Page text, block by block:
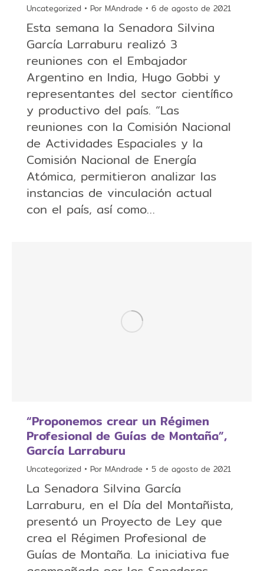
Uncategorized Por MAndrade 6 de agosto de 2021
Esta semana la Senadora Silvina
García Larraburu realizó 3
reuniones con el Embajador
Argentino en India, Hugo Gobbi y
representantes del sector científico
y productivo del país. “Las
reuniones con la Comisión Nacional
de Actividades Espaciales y la
Comisión Nacional de Energía
Atómica, permitieron analizar las
instancias de vinculación actual
con el país, así como…
“Proponemos crear un Régimen
Profesional de Guías de Montaña”,
García Larraburu
Uncategorized Por MAndrade 5 de agosto de 2021
La Senadora Silvina García
Larraburu, en el Día del Montañista,
presentó un Proyecto de Ley que
crea el Régimen Profesional de
Guías de Montaña. La iniciativa fue